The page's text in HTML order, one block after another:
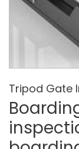
Tripod Gate